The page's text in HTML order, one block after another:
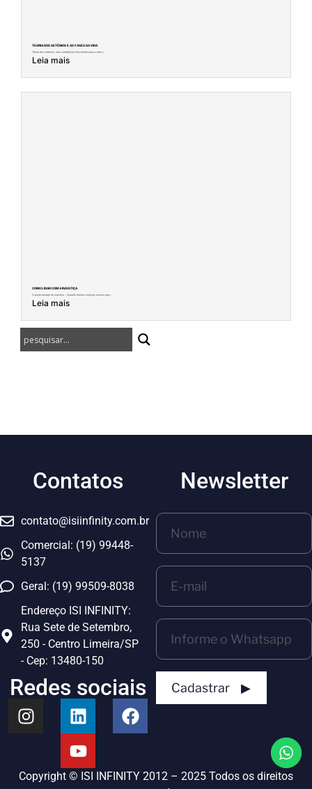
TEORIA DOS SETÊNIOS E AS FASES DA VIDA
Teoria dos setênios, uma contribuição fascinante para a vida e...
Leia mais
COMO LIDAR COM A INJUSTIÇA
O gosto amargo da injustiça… Quando éramos crianças nossos pais...
Leia mais
Contatos
contato@isiinfinity.com.br
Comercial: (19) 99448-
5137
Geral: (19) 99509-8038
Endereço ISI INFINITY:
Rua Sete de Setembro,
250 - Centro Limeira/SP
- Cep: 13480-150
Redes sociais
Newsletter
Cadastrar ▶
Copyright © ISI INFINITY 2012 – 2025 Todos os direitos